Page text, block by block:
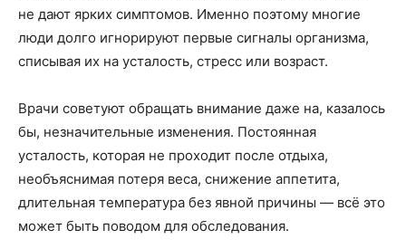
не дают ярких симптомов. Именно поэтому многие
люди долго игнорируют первые сигналы организма,
списывая их на усталость, стресс или возраст.
Врачи советуют обращать внимание даже на, казалось
бы, незначительные изменения. Постоянная
усталость, которая не проходит после отдыха,
необъяснимая потеря веса, снижение аппетита,
длительная температура без явной причины — всё это
может быть поводом для обследования.